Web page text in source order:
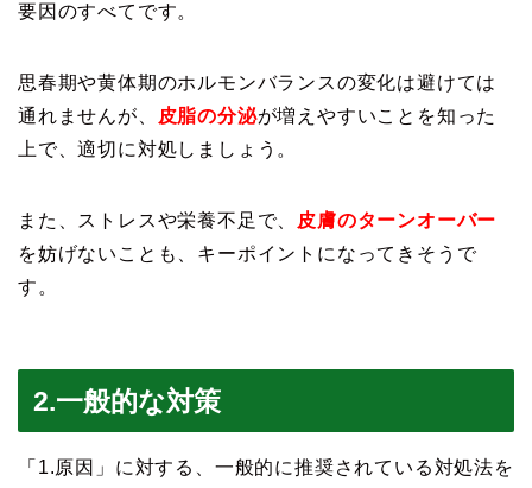
要因のすべてです。
思春期や黄体期のホルモンバランスの変化は避けては
通れませんが、
皮脂の分泌が増えやすいことを知った
上で、適切に対処しましょう。
また、ストレスや栄養不足で、
皮膚のターンオーバー
を妨げないことも、キーポイントになってきそうで
す。
2.一般的な対策
「1.原因」に対する、一般的に推奨されている対処法を